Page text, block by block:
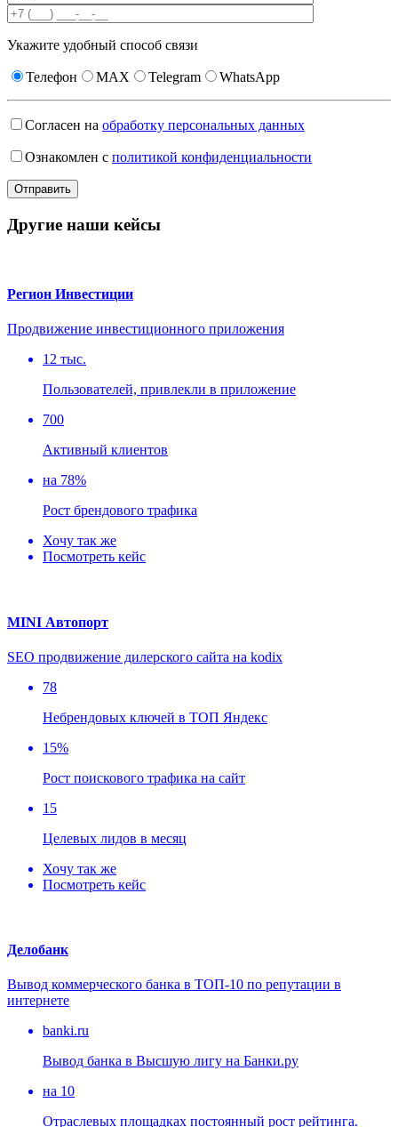
Укажите удобный способ связи
Телефон MAX Telegram WhatsApp
Согласен на обработку персональных данных
Ознакомлен с политикой конфиденциальности
Другие наши кейсы
Регион Инвестиции
Продвижение инвестиционного приложения
12 тыс.
Пользователей, привлекли в приложение
700
Активный клиентов
на 78%
Рост брендового трафика
Хочу так же
Посмотреть кейс
MINI Автопорт
SEO продвижение дилерского сайта на kodix
78
Небрендовых ключей в ТОП Яндекс
15%
Рост поискового трафика на сайт
15
Целевых лидов в месяц
Хочу так же
Посмотреть кейс
Делобанк
Вывод коммерческого банка в ТОП-10 по репутации в
интернете
banki.ru
Вывод банка в Высшую лигу на Банки.ру
на 10
Отраслевых площадках постоянный рост рейтинга.